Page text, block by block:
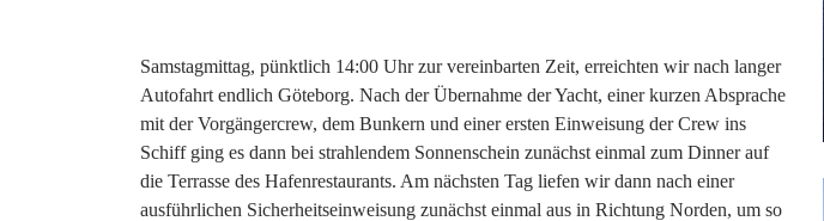
Samstagmittag, pünktlich 14:00 Uhr zur vereinbarten Zeit, erreichten wir nach langer
Autofahrt endlich Göteborg. Nach der Übernahme der Yacht, einer kurzen Absprache
mit der Vorgängercrew, dem Bunkern und einer ersten Einweisung der Crew ins
Schiff ging es dann bei strahlendem Sonnenschein zunächst einmal zum Dinner auf
die Terrasse des Hafenrestaurants. Am nächsten Tag liefen wir dann nach einer
ausführlichen Sicherheitseinweisung zunächst einmal aus in Richtung Norden, um so